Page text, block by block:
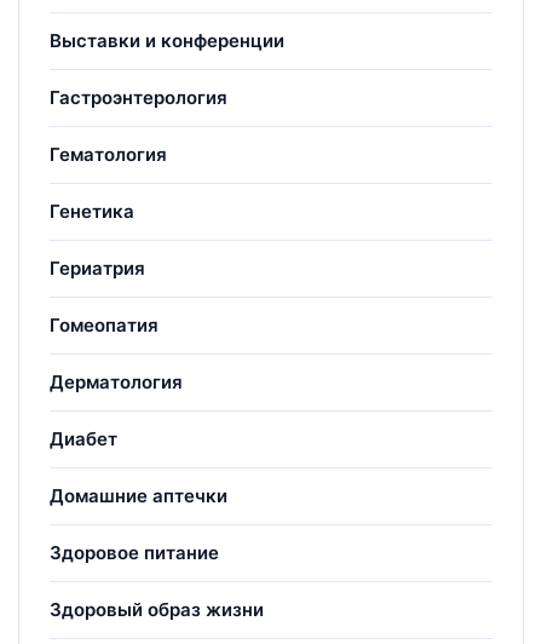
Выставки и конференции
Гастроэнтерология
Гематология
Генетика
Гериатрия
Гомеопатия
Дерматология
Диабет
Домашние аптечки
Здоровое питание
Здоровый образ жизни